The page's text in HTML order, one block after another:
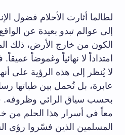
لطالما أثارت الأحلام فضول
إلى عوالم تبدو بعيدة عن
الكون من خارج الأرض، ذلك
امتداداً لا نهائياً وغموضاً
لا يُنظر إلى هذه الرؤية على
عابرة، بل تُحمل بين طياتها
بحسب سياق الرائي وظروفه.
معاً في أسرار هذا الحلم من
المسلمين الذين فسّروا رؤى